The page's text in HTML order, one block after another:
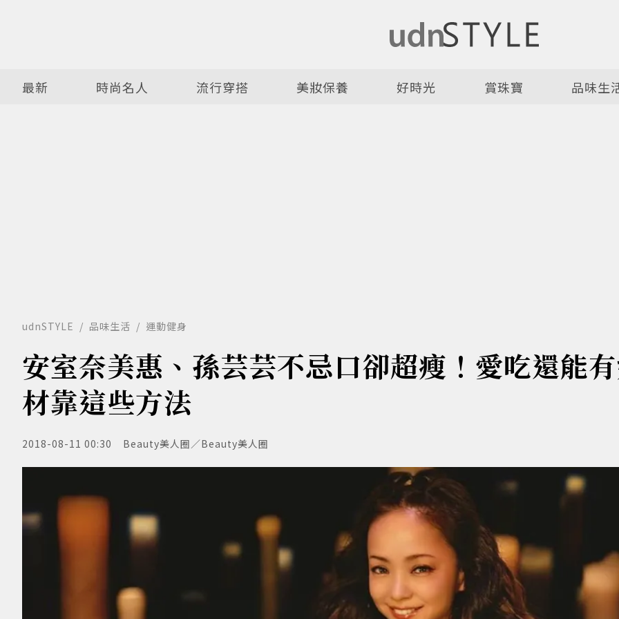
最新 時尚名人 流行穿搭 美妝保養 好時光 賞珠寶 品味生
udnSTYLE 品味生活 運動健身
安室奈美惠、孫芸芸不忌口卻超瘦！愛吃還能
材靠這些方法
2018-08-11 00:30 Beauty美人圈／Beauty美人圈